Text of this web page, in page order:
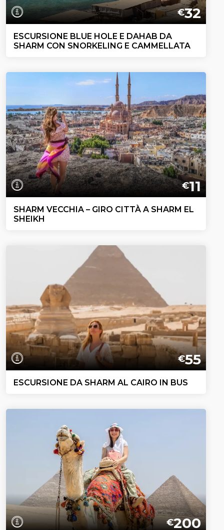
€32
ESCURSIONE BLUE HOLE E DAHAB DA
SHARM CON SNORKELING E CAMMELLATA
€11
SHARM VECCHIA – GIRO CITTÀ A SHARM EL
SHEIKH
€55
ESCURSIONE DA SHARM AL CAIRO IN BUS
€200